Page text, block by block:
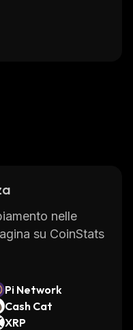
nelle
su CoinStats
Pi Network
Cash Cat
XRP